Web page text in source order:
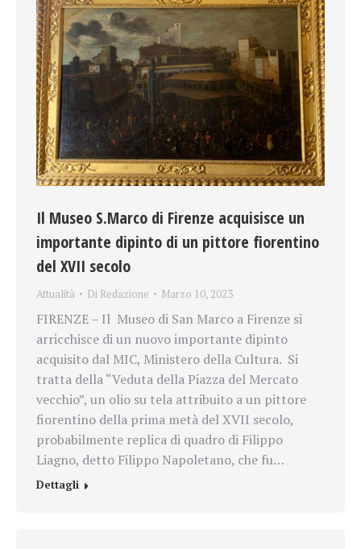
Il Museo S.Marco di Firenze acquisisce un
importante dipinto di un pittore fiorentino
del XVII secolo
Attualità Di Redazione Marzo 10, 2023
FIRENZE – Il Museo di San Marco a Firenze si
arricchisce di un nuovo importante dipinto
acquisito dal MIC, Ministero della Cultura. Si
tratta della “Veduta della Piazza del Mercato
vecchio”, un olio su tela attribuito a un pittore
fiorentino della prima metà del XVII secolo,
probabilmente replica di quadro di Filippo
Liagno, detto Filippo Napoletano, che fu…
Dettagli